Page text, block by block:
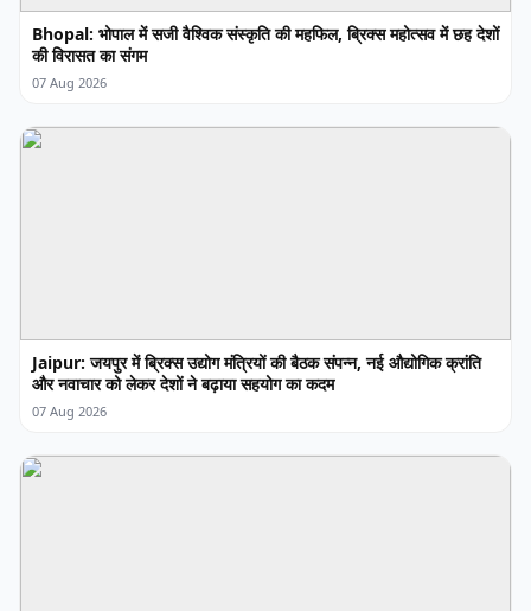
Bhopal: भोपाल में सजी वैश्विक संस्कृति की महफिल, ब्रिक्स महोत्सव में छह देशों
की विरासत का संगम
07 Aug 2026
Jaipur: जयपुर में ब्रिक्स उद्योग मंत्रियों की बैठक संपन्न, नई औद्योगिक क्रांति
और नवाचार को लेकर देशों ने बढ़ाया सहयोग का कदम
07 Aug 2026